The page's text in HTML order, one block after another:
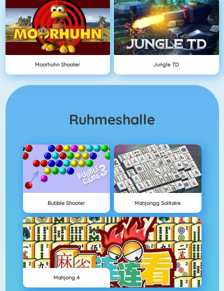
Moorhuhn Shooter Jungle TD
Ruhmeshalle
Bubble Shooter Mahjongg Solitaire
Mahjong 4